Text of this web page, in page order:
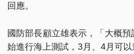
回應。
國防部長顧立雄表示，「大概
始進行海上測試，3月、4月可